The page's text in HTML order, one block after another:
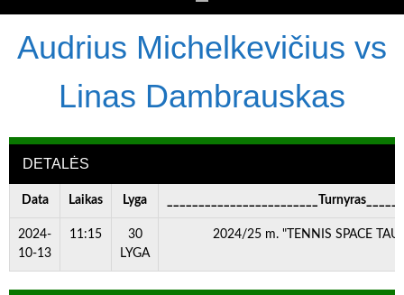
Audrius Michelkevičius vs
Linas Dambrauskas
DETALĖS
Data Laikas Lyga
2024-
10-13
11:15
30
LYGA
2024/25 m. "TENNIS SPACE